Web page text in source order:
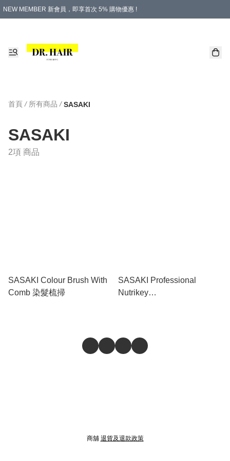
NEW MEMBER 新會員，即享首次 5% 購物優惠 !
首頁 / 所有商品 / SASAKI
SASAKI
2項 商品
SASAKI Colour Brush With
Comb 染髮梳掃
SASAKI Professional
Nutrikey
商舖 退貨及退款政策